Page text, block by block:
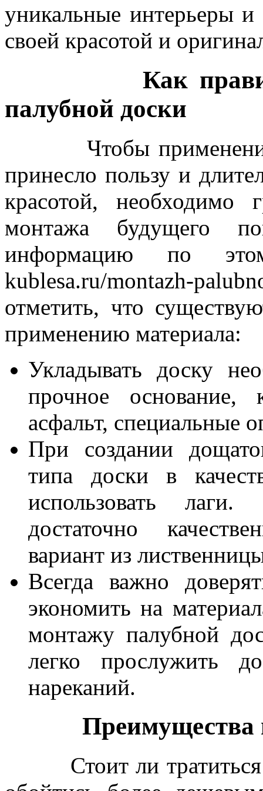
уникальные интерьеры и
своей красотой и
Как
палубной доски
Чтобы применение
принесло пользу и
красотой, необходимо
монтажа будущего
информацию по
kublesa.ru/montazh-
отметить, что
применению материала:
Укладывать доску
прочное
асфальт, специальные
При создании
типа доски в
использовать
достаточно
вариант из
Всегда важно
экономить на
монтажу палубной
легко прослужить
нареканий.
Преимущества
Стоит ли тратиться